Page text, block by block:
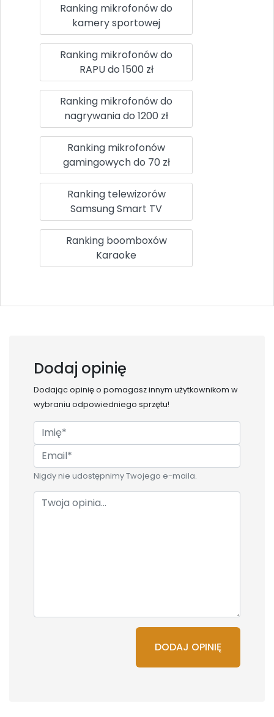
Ranking mikrofonów do
kamery sportowej
Ranking mikrofonów do
RAPU do 1500 zł
Ranking mikrofonów do
nagrywania do 1200 zł
Ranking mikrofonów
gamingowych do 70 zł
Ranking telewizorów
Samsung Smart TV
Ranking boomboxów
Karaoke
Dodaj opinię
Dodając opinię o pomagasz innym użytkownikom w
wybraniu odpowiedniego sprzętu!
Nigdy nie udostępnimy Twojego e-maila.
DODAJ OPINIĘ